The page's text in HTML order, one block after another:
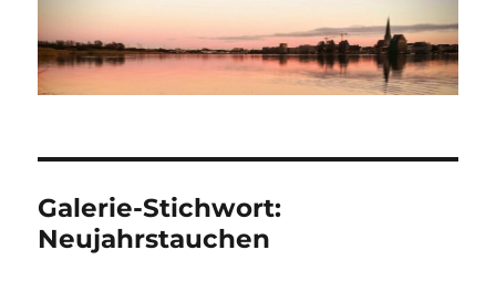
Galerie-Stichwort:
Neujahrstauchen